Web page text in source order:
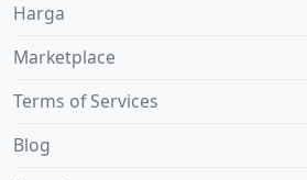
Harga
Marketplace
Terms of Services
Blog